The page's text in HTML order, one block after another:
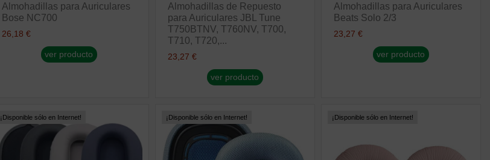
Almohadillas para Auriculares
Bose NC700
26,18 €
ver producto
Almohadillas de Repuesto
para Auriculares JBL Tune
T750BTNV, T760NV, T700,
T710, T720,...
23,27 €
ver producto
Almohadillas para Auriculares
Beats Solo 2/3
23,27 €
ver producto
¡Disponible sólo en Internet! ¡Disponible sólo en Internet! ¡Disponible sólo en Internet!